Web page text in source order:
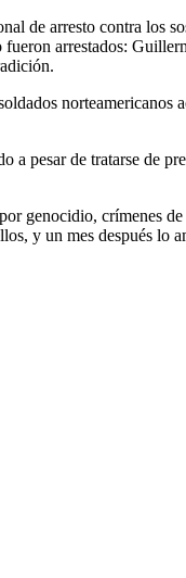
de arresto contra los
arrestados:
a pesar de tratarse de
por genocidio, crímenes
y un mes después lo